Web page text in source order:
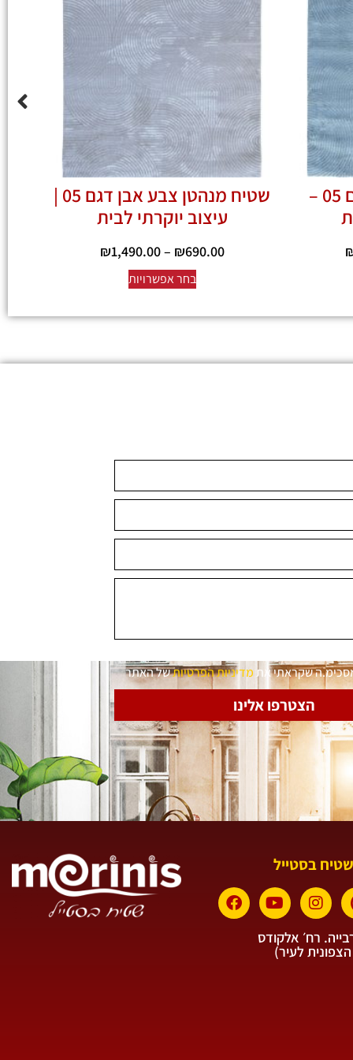
שטיח מנהטן אפור דגם 05 –
שטיח מנהטן צבע אבן דגם 05 |
עיצוב יוקרתי לבית
₪690.00
–
₪1,490.00
בחר אפשרויות
שקראתי את מדיניות הפרטיותשל האתר
הצטרפו אלינו
בסטייל
רח׳ אלקודס
לעיר)